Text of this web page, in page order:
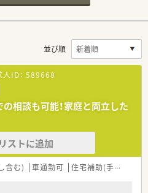
並び順
ID： 589668
の相談も可能！家庭と両立した
ストに追加
含む) 車通勤可 住宅補助(手当)あり